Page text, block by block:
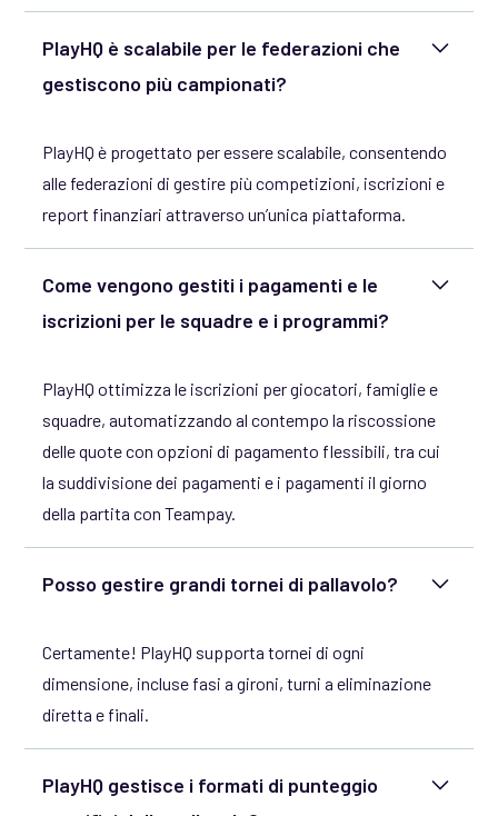
PlayHQ è scalabile per le federazioni che
gestiscono più campionati?
PlayHQ è progettato per essere scalabile, consentendo
alle federazioni di gestire più competizioni, iscrizioni e
report finanziari attraverso un’unica piattaforma.
Come vengono gestiti i pagamenti e le
iscrizioni per le squadre e i programmi?
PlayHQ ottimizza le iscrizioni per giocatori, famiglie e
squadre, automatizzando al contempo la riscossione
delle quote con opzioni di pagamento flessibili, tra cui
la suddivisione dei pagamenti e i pagamenti il giorno
della partita con Teampay.
Posso gestire grandi tornei di pallavolo?
Certamente! PlayHQ supporta tornei di ogni
dimensione, incluse fasi a gironi, turni a eliminazione
diretta e finali.
PlayHQ gestisce i formati di punteggio